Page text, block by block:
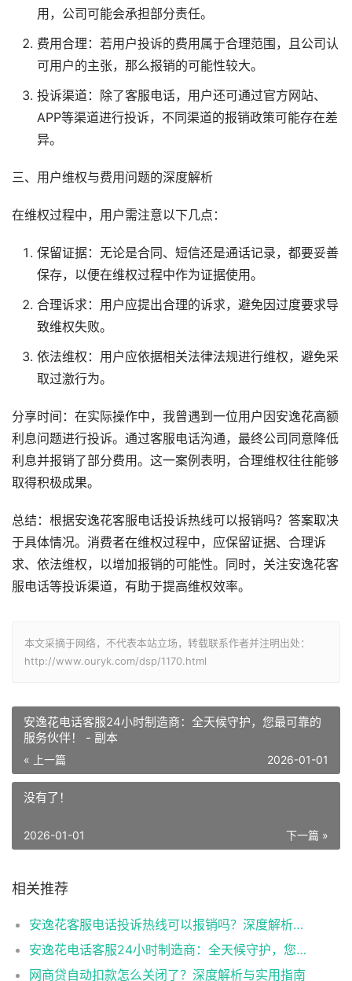
用，公司可能会承担部分责任。
费用合理：若用户投诉的费用属于合理范围，且公司认
可用户的主张，那么报销的可能性较大。
投诉渠道：除了客服电话，用户还可通过官方网站、
APP等渠道进行投诉，不同渠道的报销政策可能存在差
异。
三、用户维权与费用问题的深度解析
在维权过程中，用户需注意以下几点：
保留证据：无论是合同、短信还是通话记录，都要妥善
保存，以便在维权过程中作为证据使用。
合理诉求：用户应提出合理的诉求，避免因过度要求导
致维权失败。
依法维权：用户应依据相关法律法规进行维权，避免采
取过激行为。
分享时间：在实际操作中，我曾遇到一位用户因安逸花高额
利息问题进行投诉。通过客服电话沟通，最终公司同意降低
利息并报销了部分费用。这一案例表明，合理维权往往能够
取得积极成果。
总结：根据安逸花客服电话投诉热线可以报销吗？答案取决
于具体情况。消费者在维权过程中，应保留证据、合理诉
求、依法维权，以增加报销的可能性。同时，关注安逸花客
服电话等投诉渠道，有助于提高维权效率。
本文采摘于网络，不代表本站立场，转载联系作者并注明出处：
http://www.ouryk.com/dsp/1170.html
安逸花电话客服24小时制造商：全天候守护，您最可靠的
服务伙伴！ - 副本
« 上一篇 2026-01-01
没有了！
下一篇 »
2026-01-01
相关推荐
安逸花客服电话投诉热线可以报销吗？深度解析用户维权与费用问题 - 副本
安逸花电话客服24小时制造商：全天候守护，您最可靠的服务伙伴！ - 副本
网商贷自动扣款怎么关闭了？深度解析与实用指南